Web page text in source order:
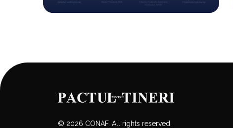
© 2026 CONAF. All rights reserved.